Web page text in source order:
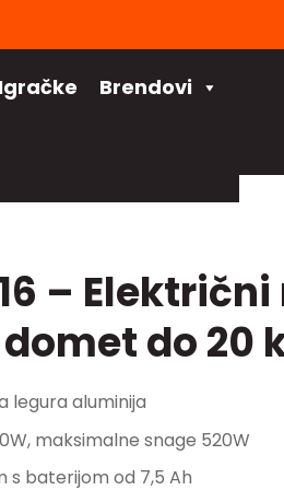
Igračke Brendovi
–
do 20
legura aluminija
maksimalne snage 520W
s baterijom od 7,5 Ah